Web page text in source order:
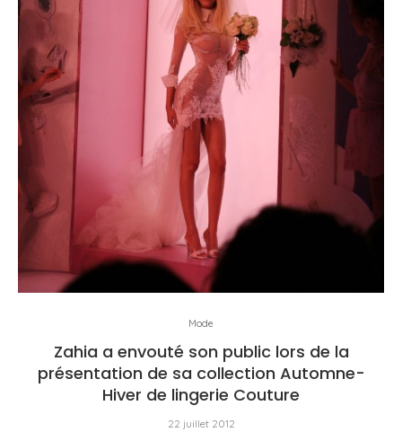
Mode
Zahia a envouté son public lors de la
présentation de sa collection Automne-
Hiver de lingerie Couture
22 juillet 2012